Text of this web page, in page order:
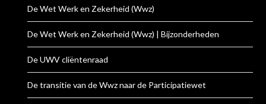
De Wet Werk en Zekerheid (Wwz)
De Wet Werk en Zekerheid (Wwz) | Bijzonderheden
De UWV cliëntenraad
De transitie van de Wwz naar de Participatiewet